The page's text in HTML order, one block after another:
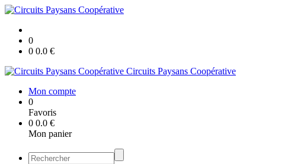
0
0 0.0 €
Circuits Paysans Coopérative
Mon compte
0
Favoris
0 0.0 €
Mon panier